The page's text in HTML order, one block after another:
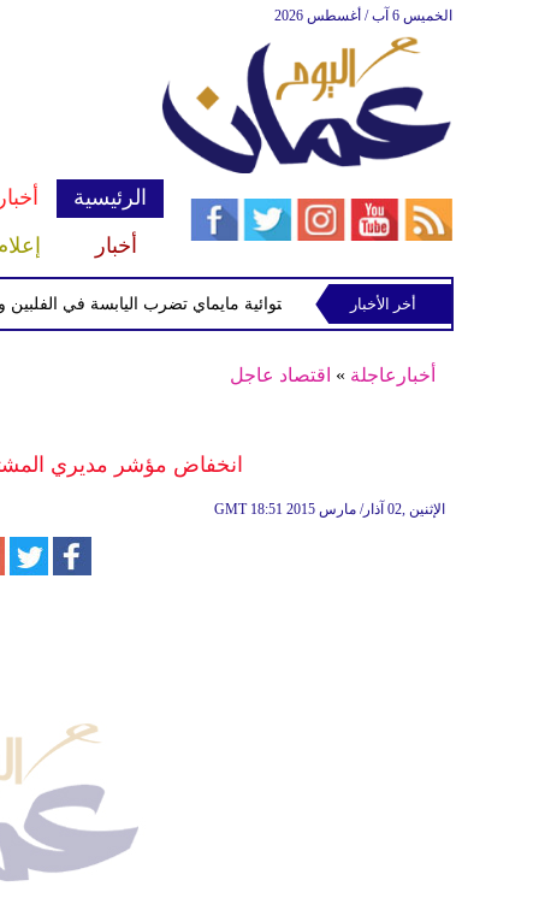
الخميس 6 آب / أغسطس 2026
الرئيسية
أخبار
العاصفة الاستوائية مايماي تضرب اليابسة في الفلبين
أخر الأخبار
أخبارعاجلة » اقتصاد عاجل
انخفاض مؤشر مديري
GMT 18:51 2015 الإثنين ,02 آذار/ مارس